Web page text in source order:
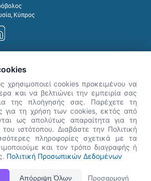
Κύπρος
συμβατή με τις νεότερες εκδόσεις, Google Chrome, Mozilla Firefox,
👋 Καλώς ήρθες! Είμαι η Νόησις.
Πες μου πώς μπορώ να σε βοηθήσω
σήμερα.
χρησιμοποιεί cookies προκειμένου να
και να βελτιώνει την εμπειρία σας
της πλοήγησής σας. Παρέχετε τη
για τη χρήση των cookies, εκτός από
ως απολύτως απαραίτητα για τη
του ιστότοπου. Διαβάστε την Πολιτική
πληροφορίες σχετικά με τα
και τον τρόπο διαγραφής ή
Πολιτική Προσωπικών Δεδομένων
Απόρριψη Όλων Προσαρμογή